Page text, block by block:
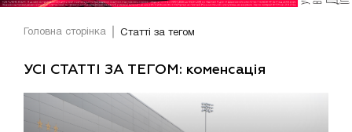
Головна сторінка Статті за тегом
УСІ СТАТТІ ЗА ТЕГОМ: коменсація